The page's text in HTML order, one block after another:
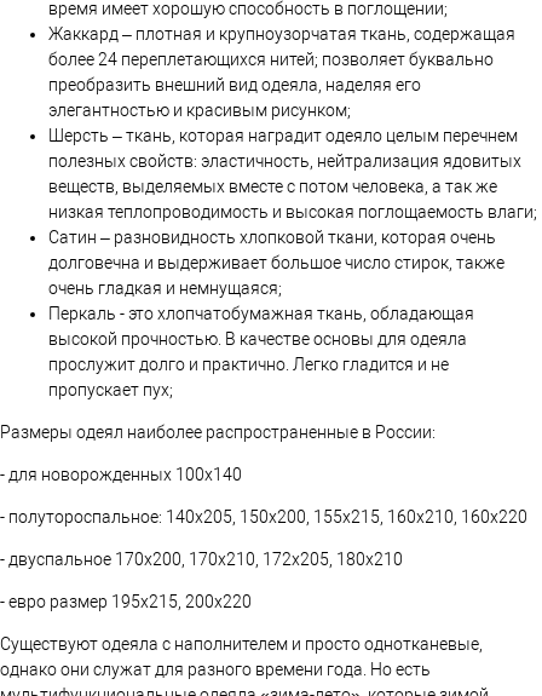
время имеет хорошую способность в поглощении;
Жаккард – плотная и крупноузорчатая ткань, содержащая
более 24 переплетающихся нитей; позволяет буквально
преобразить внешний вид одеяла, наделяя его
элегантностью и красивым рисунком;
Шерсть – ткань, которая наградит одеяло целым перечнем
полезных свойств: эластичность, нейтрализация ядовитых
веществ, выделяемых вместе с потом человека, а так же
низкая теплопроводимость и высокая поглощаемость влаги;
Сатин – разновидность хлопковой ткани, которая очень
долговечна и выдерживает большое число стирок, также
очень гладкая и немнущаяся;
Перкаль - это хлопчатобумажная ткань, обладающая
высокой прочностью. В качестве основы для одеяла
прослужит долго и практично. Легко гладится и не
пропускает пух;
Размеры одеял наиболее распространенные в России:
- для новорожденных 100х140
- полутороспальное: 140х205, 150х200, 155х215, 160х210, 160х220
- двуспальное 170х200, 170х210, 172х205, 180х210
- евро размер 195х215, 200х220
Существуют одеяла с наполнителем и просто однотканевые,
однако они служат для разного времени года. Но есть